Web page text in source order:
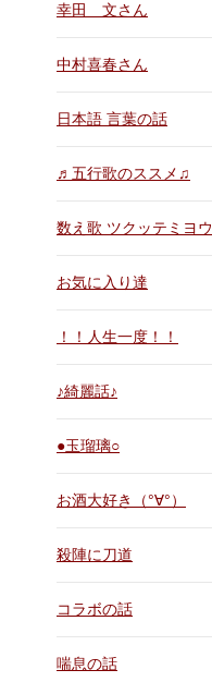
幸田 文さん
中村喜春さん
日本語 言葉の話
♬五行歌のススメ♫
数え歌 ツクッテミヨウ
お気に入り達
！！人生一度！！
♪綺麗話♪
●玉瑠璃○
お酒大好き（°∀°）
殺陣に刀道
コラボの話
喘息の話